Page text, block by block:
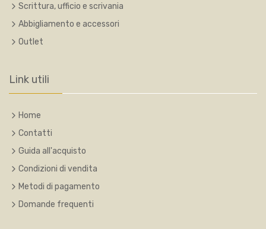
Scrittura, ufficio e scrivania
Abbigliamento e accessori
Outlet
Link utili
Home
Contatti
Guida all'acquisto
Condizioni di vendita
Metodi di pagamento
Domande frequenti